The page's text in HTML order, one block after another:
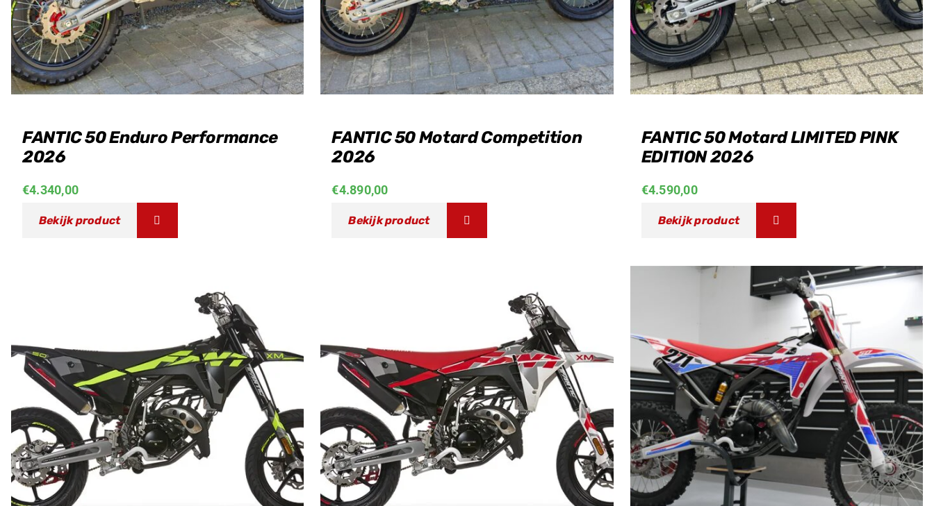
FANTIC 50 Enduro Performance
2026
€4.340,00
Bekijk product
FANTIC 50 Motard Competition
2026
€4.890,00
Bekijk product
FANTIC 50 Motard LIMITED PINK
EDITION 2026
€4.590,00
Bekijk product